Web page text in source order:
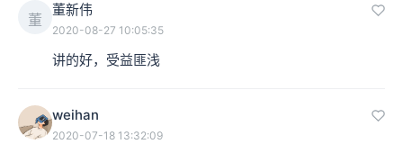
董
董新伟
2020-08-27 10:05:35
讲的好，受益匪浅
weihan
2020-07-18 13:32:09